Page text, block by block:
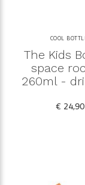
COOL
The Kids
space
260ml -
€ 24,90